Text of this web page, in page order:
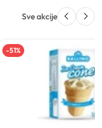
Sve akcije
-51%